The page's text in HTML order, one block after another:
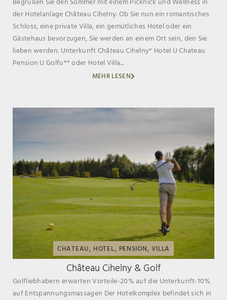
Begrüßen Sie den Sommer mit einem Picknick und Wellness in
der Hotelanlage Château Cihelny. Ob Sie nun ein romantisches
Schloss, eine private Villa, ein gemütliches Hotel oder ein
Gästehaus bevorzugen, Sie werden an einem Ort sein, den Sie
lieben werden. Unterkunft Château Cihelny* Hotel U Chateau
Pension U Golfu** oder Hotel Villa...
MEHR LESEN
CHATEAU, HOTEL, PENSION, VILLA
Château Cihelny & Golf
Golfliebhabern erwarten Vorteile-20% auf die Unterkunft-10%
auf Entspannungsmassagen Der Hotelkomplex befindet sich in